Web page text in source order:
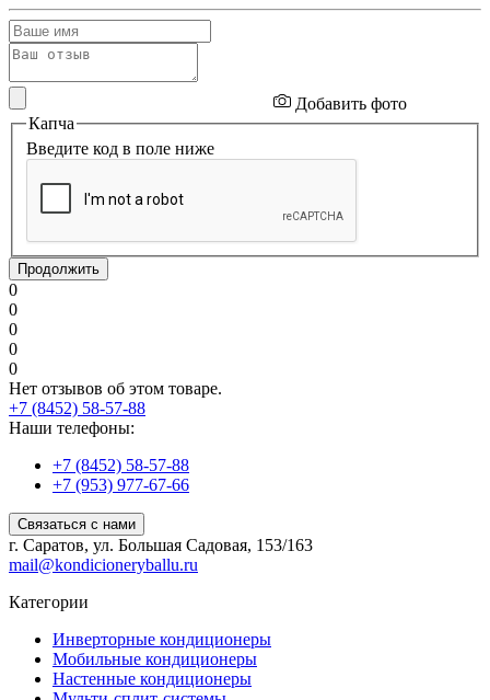
Добавить фото
Капча
Введите код в поле ниже
Продолжить
0
0
0
0
0
Нет отзывов об этом товаре.
+7 (8452) 58-57-88
Наши телефоны:
+7 (8452) 58-57-88
+7 (953) 977-67-66
Связаться с нами
г. Саратов, ул. Большая Садовая, 153/163
mail@kondicioneryballu.ru
Категории
Инверторные кондиционеры
Мобильные кондиционеры
Настенные кондиционеры